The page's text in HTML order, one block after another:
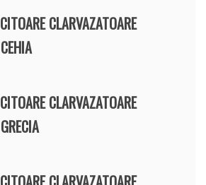
CLARVAZATOARE
CLARVAZATOARE